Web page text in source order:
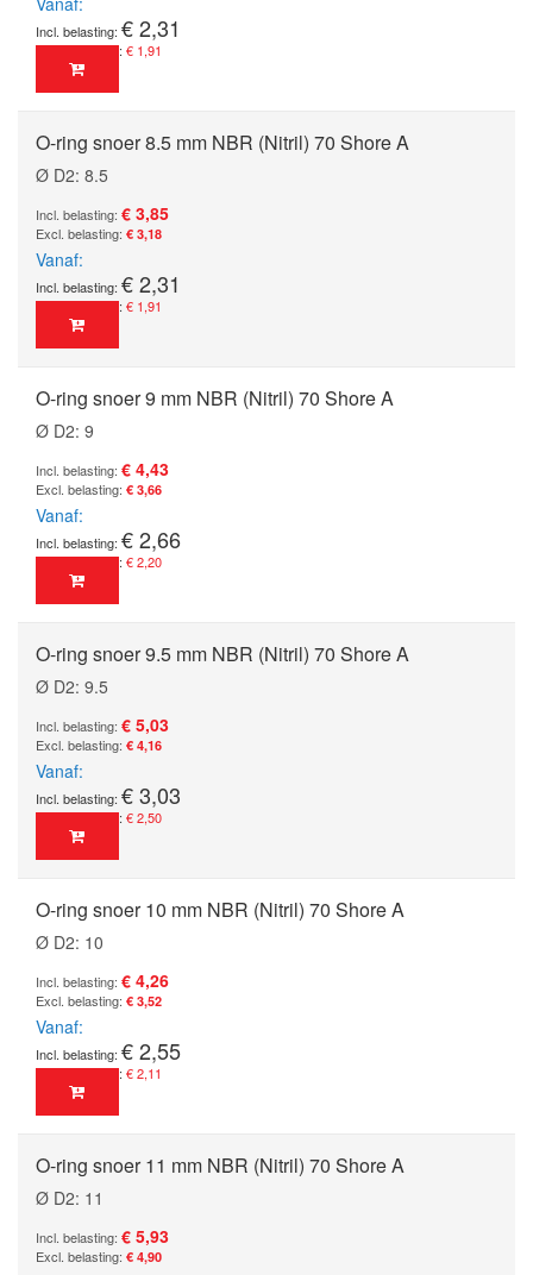
€ 2,31
€ 1,91
O-ring snoer 8.5 mm NBR (Nitril) 70 Shore A
Ø D2: 8.5
€ 3,85
€ 3,18
Vanaf
€ 2,31
€ 1,91
O-ring snoer 9 mm NBR (Nitril) 70 Shore A
Ø D2: 9
€ 4,43
€ 3,66
Vanaf
€ 2,66
€ 2,20
O-ring snoer 9.5 mm NBR (Nitril) 70 Shore A
Ø D2: 9.5
€ 5,03
€ 4,16
Vanaf
€ 3,03
€ 2,50
O-ring snoer 10 mm NBR (Nitril) 70 Shore A
Ø D2: 10
€ 4,26
€ 3,52
Vanaf
€ 2,55
€ 2,11
O-ring snoer 11 mm NBR (Nitril) 70 Shore A
Ø D2: 11
€ 5,93
€ 4,90